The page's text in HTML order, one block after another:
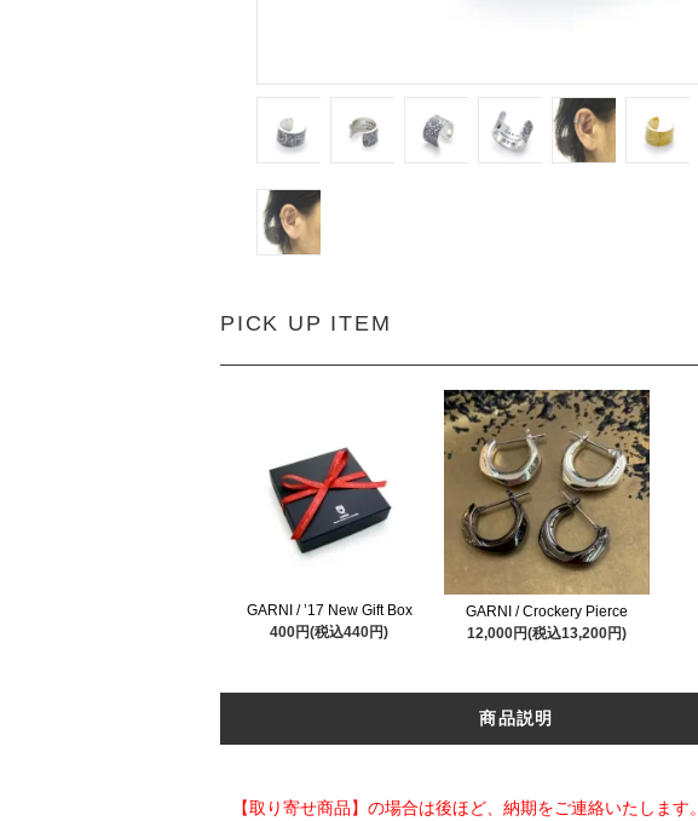
PICK UP ITEM
GARNI / ’17 New Gift Box
400円(税込440円)
GARNI / Crockery Pierce
12,000円(税込13,200円)
商品説明
【取り寄せ商品】の場合は後ほど、納期をご連絡いたします。